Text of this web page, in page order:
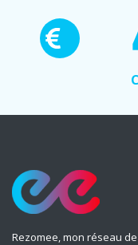
Rezomee, mon réseau